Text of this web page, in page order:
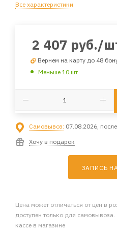
Все характеристики
2 407 руб./
Вернем на карту до 48
Меньше 10 шт
Самовывоз: 07.08.2026,
Хочу в подарок
ЗАПИСЬ
Цена может отличаться от цен в
доступен только для
кассе в магазине